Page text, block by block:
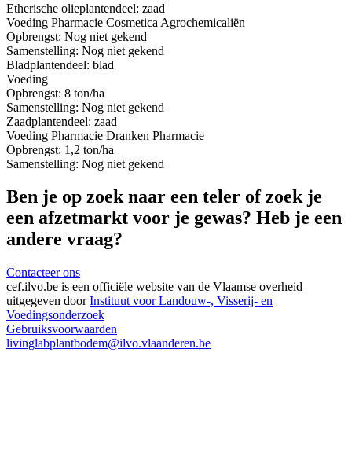
Etherische olieplantendeel: zaad
Voeding Pharmacie Cosmetica Agrochemicaliën
Opbrengst: Nog niet gekend
Samenstelling: Nog niet gekend
Bladplantendeel: blad
Voeding
Opbrengst: 8 ton/ha
Samenstelling: Nog niet gekend
Zaadplantendeel: zaad
Voeding Pharmacie Dranken Pharmacie
Opbrengst: 1,2 ton/ha
Samenstelling: Nog niet gekend
Ben je op zoek naar een teler of zoek je
een afzetmarkt voor je gewas? Heb je een
andere vraag?
Contacteer ons
cef.ilvo.be is een officiële website van de Vlaamse overheid
uitgegeven doorInstituut voor Landouw-, Visserij- en
Voedingsonderzoek
Gebruiksvoorwaarden
livinglabplantbodem@ilvo.vlaanderen.be